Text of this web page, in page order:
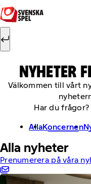
Hoppa till innehåll
Sök efter:
NYHETER
Välkommen till vårt
Har du frågor?
AllaKoncernen
Alla nyheter
Prenumerera på våra